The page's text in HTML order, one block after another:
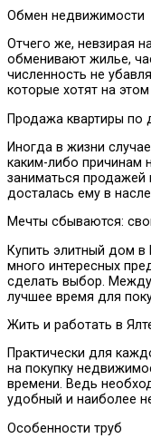
Обмен недвижимости
Отчего же, невзирая
обменивают жилье,
численность не
которые хотят на
Продажа квартиры по
Иногда в жизни
каким-либо причинам
заниматься продажей
досталась ему в
Мечты сбываются:
Купить элитный дом в
много интересных
сделать выбор.
лучшее время для
Жить и работать в
Практически для
на покупку
времени. Ведь
удобный и наиболее
Особенности труб